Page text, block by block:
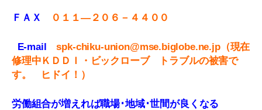
ＦＡＸ ０１１—２０６－４４００
E-mailspk-chiku-union@mse.biglobe.ne.jp（現在
修理中ＫＤＤＩ・ビックローブ トラブルの被害で
す。 ヒドイ！）
労働組合が増えれば職場･地域･世間が良くなる